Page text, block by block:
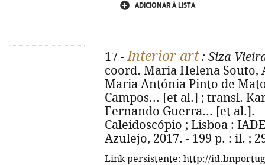
ADICIONAR À LISTA
17 -Interior art: Siza
coord. Maria Helena Souto,
Maria Antónia Pinto de
Campos... [et al.] ; transl.
Fernando Guerra... [et al.]. -
Caleidoscópio ; Lisboa :
Azulejo, 2017. - 199 p. : il. ;
Link persistente: http://